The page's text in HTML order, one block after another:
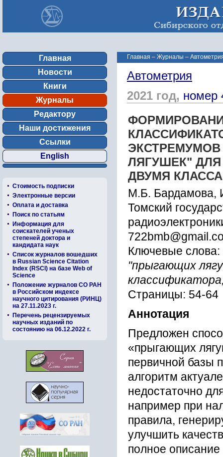
Главная
Новости
Книги
Журналы
Редактору
Наши достижения
Ссылки
English
Стоимость подписки
Электронные версии
Оплата и доставка
Поиск по статьям
Информация для
соискателей ученых
степеней доктора и
кандидата наук
Список журналов вошедших
в Russian Science Citation
Index (RSCI) на базе Web of
Science
Положение журналов СО РАН
в Российском индексе
научного цитирования (РИНЦ)
на 27.11.2023 г.
Перечень рецензируемых
научных изданий по
состоянию на 06.12.2022 г.
Главная – Журналы –
Автометрия
2021 год, номер
ЛЯГУШЕК"
ДВУМЯ
М.Б. Бардамова,
Томский
Ключевые слова:
"прыгающих
Страницы: 54-64
Аннотация
Предложен
«прыгающих
первичной базы
алгоритм
недостаточно
например при
правила,
улучшить
полное